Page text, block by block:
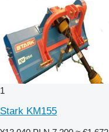
1
Stark KM155